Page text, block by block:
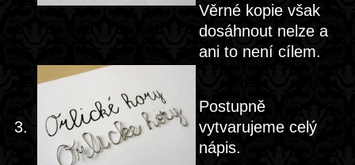
Věrné kopie však
dosáhnout nelze a
ani to není cílem.
3.
Postupně
vytvarujeme celý
nápis.